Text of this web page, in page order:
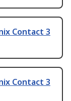
Contact 3
Contact 3